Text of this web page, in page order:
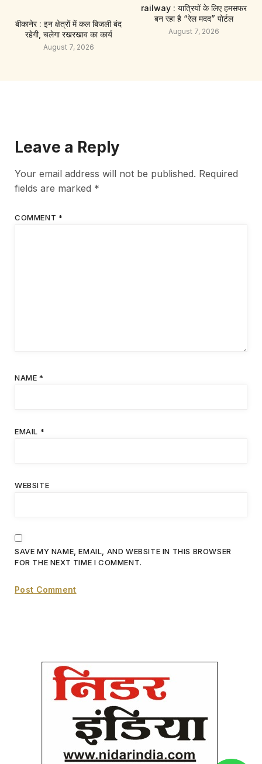
बीकानेर : इन क्षेत्रों में कल बिजली बंद
रहेगी, चलेगा रखरखाव का कार्य
August 7, 2026
railway : यात्रियों के लिए हमसफर
बन रहा है “रेल मदद” पाेर्टल
August 7, 2026
Leave a Reply
Your email address will not be published. Required
fields are marked *
COMMENT *
NAME *
EMAIL *
WEBSITE
SAVE MY NAME, EMAIL, AND WEBSITE IN THIS BROWSER
FOR THE NEXT TIME I COMMENT.